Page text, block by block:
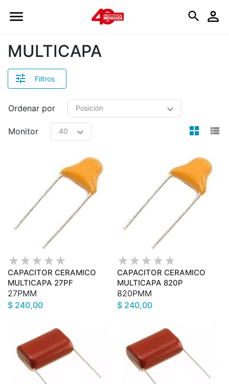
MULTICAPA
Filtros
Ordenar por
Monitor
CAPACITOR CERAMICO
MULTICAPA 27PF
27PMM
$ 240,00
CAPACITOR CERAMICO
MULTICAPA 820P
820PMM
$ 240,00